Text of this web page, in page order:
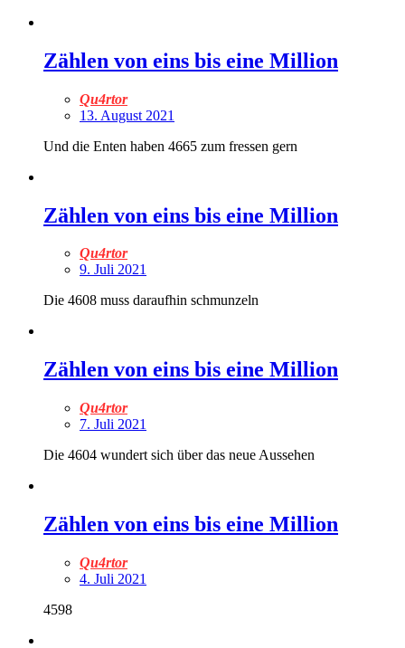
Zählen von eins bis eine Million
Qu4rtor
13. August 2021
Und die Enten haben 4665 zum fressen gern
Zählen von eins bis eine Million
Qu4rtor
9. Juli 2021
Die 4608 muss daraufhin schmunzeln
Zählen von eins bis eine Million
Qu4rtor
7. Juli 2021
Die 4604 wundert sich über das neue Aussehen
Zählen von eins bis eine Million
Qu4rtor
4. Juli 2021
4598